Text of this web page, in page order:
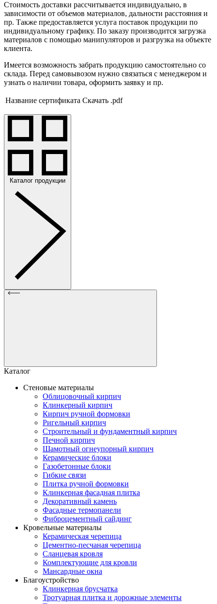
Стоимость доставки рассчитывается индивидуально, в
зависимости от объемов материалов, дальности расстояния и
пр. Также предоставляется услуга поставок продукции по
индивидуальному графику. По заказу производится загрузка
материалов с помощью манипуляторов и разгрузка на объекте
клиента.
Имеется возможность забрать продукцию самостоятельно со
склада. Перед самовывозом нужно связаться с менеджером и
узнать о наличии товара, оформить заявку и пр.
Название сертификата Скачать .pdf
Каталог продукции
Каталог
Стеновые материалы
Облицовочный кирпич
Клинкерный кирпич
Кирпич ручной формовки
Ригельный кирпич
Строительный и фундаментный кирпич
Печной кирпич
Шамотный огнеупорный кирпич
Керамические блоки
Газобетонные блоки
Гибкие связи
Плитка ручной формовки
Клинкерная фасадная плитка
Декоративный камень
Фасадные термопанели
Фиброцементный сайдинг
Кровельные материалы
Керамическая черепица
Цементно-песчаная черепица
Сланцевая кровля
Комплектующие для кровли
Мансардные окна
Благоустройство
Клинкерная брусчатка
Тротуарная плитка и дорожные элементы